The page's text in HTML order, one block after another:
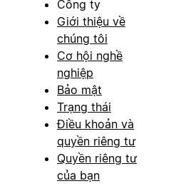
Công ty
Giới thiệu về
chúng tôi
Cơ hội nghề
nghiệp
Bảo mật
Trạng thái
Điều khoản và
quyền riêng tư
Quyền riêng tư
của bạn